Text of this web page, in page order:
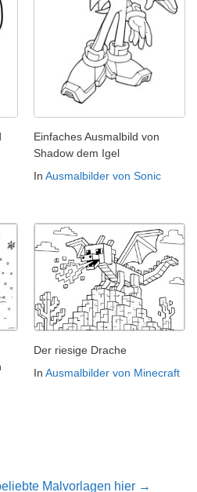
Einfaches Ausmalbild von
Shadow dem Igel
In Ausmalbilder von Sonic
Der riesige Drache
In Ausmalbilder von Minecraft
Malvorlagen hier →